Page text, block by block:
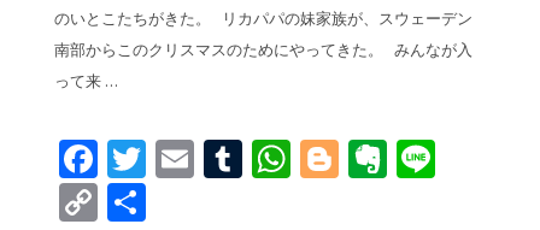
のいとこたちがきた。 リカパパの妹家族が、スウェーデン
南部からこのクリスマスのためにやってきた。 みんなが入
って来 …
Facebook
Twitter
EmailTumblr
WhatsApp
Blogger
Copy